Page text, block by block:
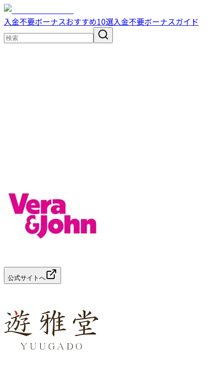
入金不要ボーナスおすすめ10選入金不要ボーナスガイド
エディター厳選のプレミアムセレクション
公式サイトへ